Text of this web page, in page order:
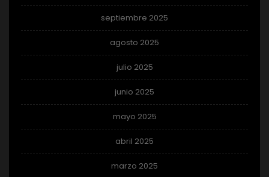
septiembre 2025
agosto 2025
julio 2025
junio 2025
mayo 2025
abril 2025
marzo 2025